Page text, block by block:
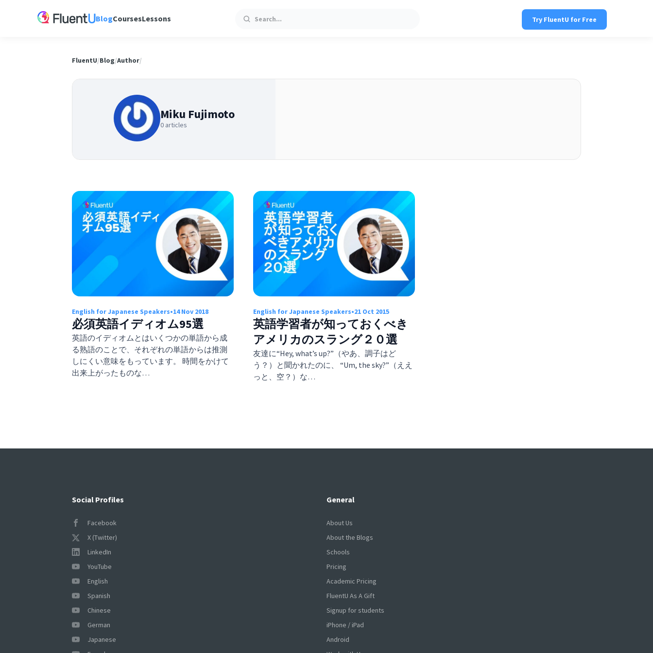
BlogCoursesLessons Search Try FluentU for Free
FluentU/Blog/Author/
Miku Fujimoto
0 articles
English for Japanese Speakers•14 Nov 2018
必須英語イディオム95選
英語のイディオムとはいくつかの単語から成
る熟語のことで、それぞれの単語からは推測
しにくい意味をもっています。 時間をかけて
出来上がったものな…
English for Japanese Speakers•21 Oct 2015
英語学習者が知っておくべき
アメリカのスラング２０選
友達に“Hey, what’s up?”（やあ、調子はど
う？）と聞かれたのに、 “Um, the sky?”（ええ
っと、空？）な…
Social Profiles
Facebook
X (Twitter)
LinkedIn
YouTube
English
Spanish
Chinese
German
Japanese
General
About Us
About the Blogs
Schools
Pricing
Academic Pricing
FluentU As A Gift
Signup for students
iPhone / iPad
Android